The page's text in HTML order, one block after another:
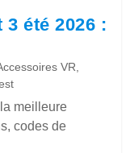
été 2026 :
VR
meilleure
codes de